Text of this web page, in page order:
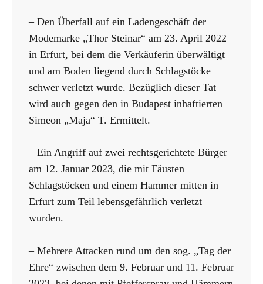
– Den Überfall auf ein Ladengeschäft der
Modemarke „Thor Steinar“ am 23. April 2022
in Erfurt, bei dem die Verkäuferin überwältigt
und am Boden liegend durch Schlagstöcke
schwer verletzt wurde. Bezüglich dieser Tat
wird auch gegen den in Budapest inhaftierten
Simeon „Maja“ T. Ermittelt.
– Ein Angriff auf zwei rechtsgerichtete Bürger
am 12. Januar 2023, die mit Fäusten
Schlagstöcken und einem Hammer mitten in
Erfurt zum Teil lebensgefährlich verletzt
wurden.
– Mehrere Attacken rund um den sog. „Tag der
Ehre“ zwischen dem 9. Februar und 11. Februar